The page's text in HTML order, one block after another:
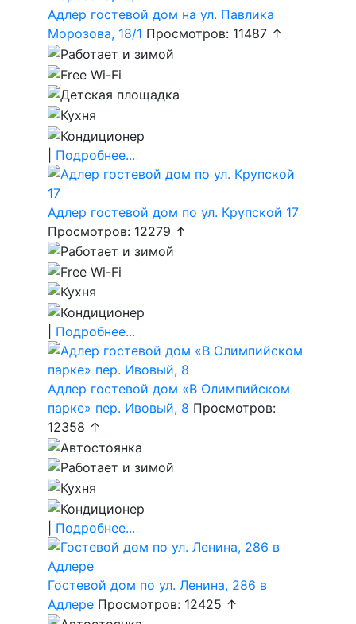
Адлер гостевой дом на ул. Павлика
Морозова, 18/1 Просмотров: 11487 ↑
Подробнее...
Адлер гостевой дом по ул. Крупской 17
Просмотров: 12279 ↑
Подробнее...
Адлер гостевой дом «В Олимпийском
парке» пер. Ивовый, 8 Просмотров:
12358 ↑
Подробнее...
Гостевой дом по ул. Ленина, 286 в
Адлере Просмотров: 12425 ↑